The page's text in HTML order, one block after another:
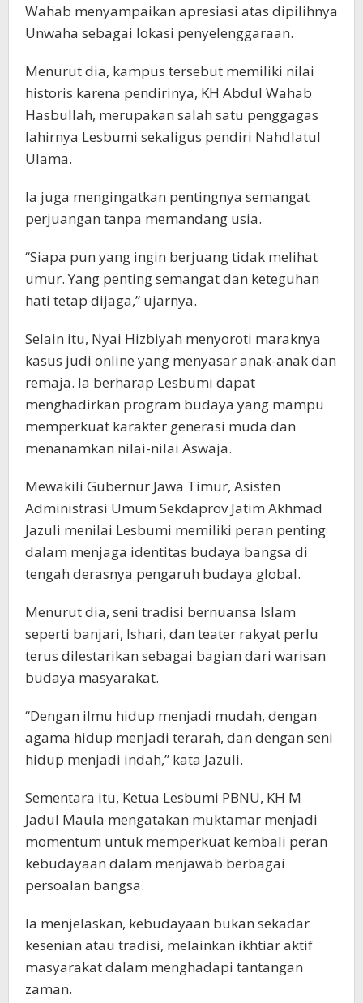
Wahab menyampaikan apresiasi atas dipilihnya
Unwaha sebagai lokasi penyelenggaraan.
Menurut dia, kampus tersebut memiliki nilai
historis karena pendirinya, KH Abdul Wahab
Hasbullah, merupakan salah satu penggagas
lahirnya Lesbumi sekaligus pendiri Nahdlatul
Ulama.
Ia juga mengingatkan pentingnya semangat
perjuangan tanpa memandang usia.
“Siapa pun yang ingin berjuang tidak melihat
umur. Yang penting semangat dan keteguhan
hati tetap dijaga,” ujarnya.
Selain itu, Nyai Hizbiyah menyoroti maraknya
kasus judi online yang menyasar anak-anak dan
remaja. Ia berharap Lesbumi dapat
menghadirkan program budaya yang mampu
memperkuat karakter generasi muda dan
menanamkan nilai-nilai Aswaja.
Mewakili Gubernur Jawa Timur, Asisten
Administrasi Umum Sekdaprov Jatim Akhmad
Jazuli menilai Lesbumi memiliki peran penting
dalam menjaga identitas budaya bangsa di
tengah derasnya pengaruh budaya global.
Menurut dia, seni tradisi bernuansa Islam
seperti banjari, Ishari, dan teater rakyat perlu
terus dilestarikan sebagai bagian dari warisan
budaya masyarakat.
“Dengan ilmu hidup menjadi mudah, dengan
agama hidup menjadi terarah, dan dengan seni
hidup menjadi indah,” kata Jazuli.
Sementara itu, Ketua Lesbumi PBNU, KH M
Jadul Maula mengatakan muktamar menjadi
momentum untuk memperkuat kembali peran
kebudayaan dalam menjawab berbagai
persoalan bangsa.
Ia menjelaskan, kebudayaan bukan sekadar
kesenian atau tradisi, melainkan ikhtiar aktif
masyarakat dalam menghadapi tantangan
zaman.